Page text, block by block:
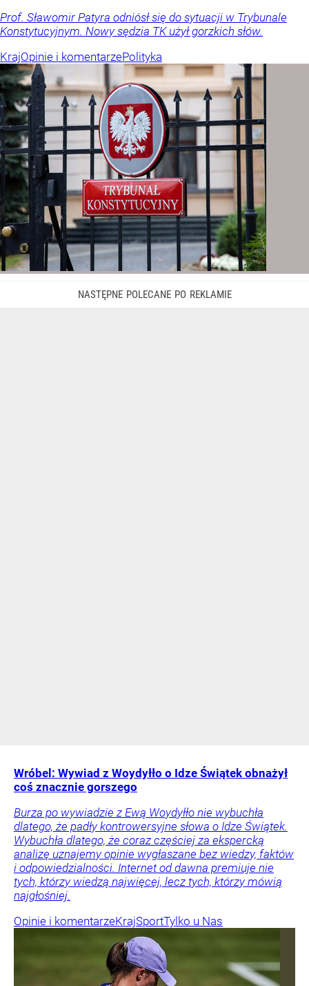
Prof. Sławomir Patyra odniósł się do sytuacji w Trybunale
Konstytucyjnym. Nowy sędzia TK użył gorzkich słów.
KrajOpinie i komentarzePolityka
Wróbel: Wywiad z Woydyłło o Idze Świątek obnażył
coś znacznie gorszego
Burza po wywiadzie z Ewą Woydyłło nie wybuchła
dlatego, że padły kontrowersyjne słowa o Idze Świątek.
Wybuchła dlatego, że coraz częściej za ekspercką
analizę uznajemy opinie wygłaszane bez wiedzy, faktów
i odpowiedzialności. Internet od dawna premiuje nie
tych, którzy wiedzą najwięcej, lecz tych, którzy mówią
najgłośniej.
Opinie i komentarzeKrajSportTylko u Nas